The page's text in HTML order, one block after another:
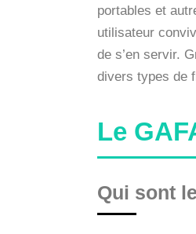
portables et
utilisateur
de s’en servir.
divers types de
Le
Qui sont